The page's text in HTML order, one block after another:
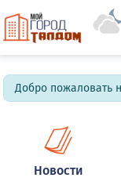
Добро пожаловать
Новости